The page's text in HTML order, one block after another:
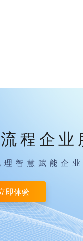
程企
理智慧赋能企业
即体验